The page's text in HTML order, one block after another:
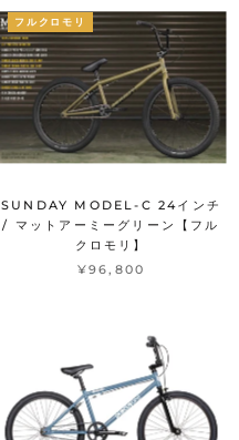
フルクロモリ
SUNDAY MODEL-C 24インチ
/ マットアーミーグリーン【フル
クロモリ】
¥96,800